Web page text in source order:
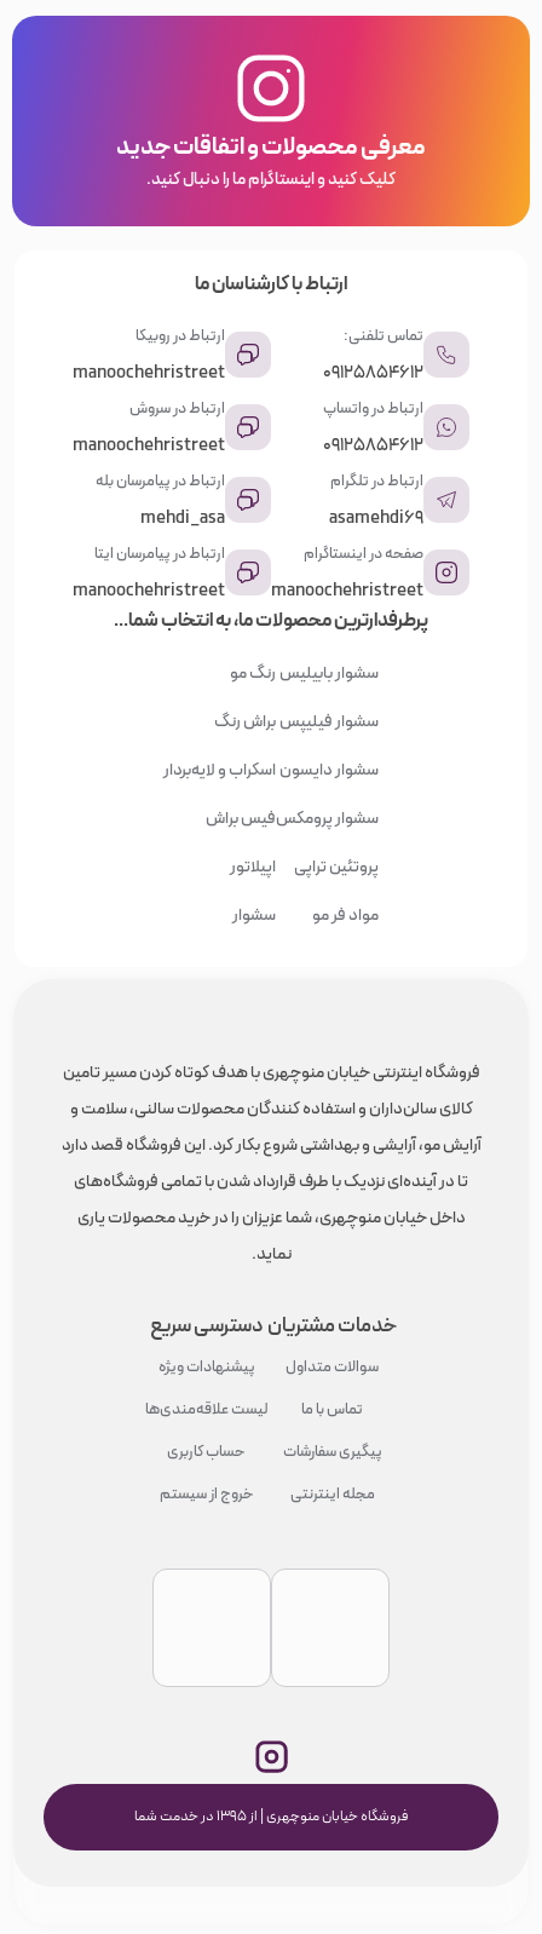
معرفی محصولات و اتفاقات جدید
کلیک کنید و اینستاگرام ما را دنبال کنید.
ارتباط با کارشناسان ما
تماس تلفنی:
09125854612
ارتباط در واتساپ
09125854612
ارتباط در تلگرام
asamehdi69
صفحه در اینستاگرام
manoochehristreet
ارتباط در روبیکا
manoochehristreet
ارتباط در سروش
manoochehristreet
ارتباط در پیامرسان بله
mehdi_asa
ارتباط در پیامرسان ایتا
manoochehristreet
پرطرفدارترین محصولات ما، به انتخاب شما...
سشوار بابیلیس
سشوار فیلیپس
سشوار دایسون
سشوار پرومکس
پروتئین تراپی
مواد فر مو
رنگ مو
براش رنگ
اسکراب و لایه‌بردار
فیس براش
اپیلاتور
سشوار
فروشگاه اینترنتی خیابان منوچهری با هدف کوتاه کردن مسیر تامین
کالای سالن‌داران و استفاده کنندگان محصولات سالنی، سلامت و
آرایش مو، آرایشی و بهداشتی شروع بکار کرد. این فروشگاه قصد دارد
تا در آینده‌ای نزدیک با طرف قرارداد شدن با تمامی فروشگاه‌های
داخل خیابان منوچهری، شما عزیزان را در خرید محصولات یاری
نماید.
خدمات مشتریان
سوالات متداول
تماس با ما
پیگیری سفارشات
مجله اینترنتی
دسترسی سریع
پیشنهادات ویژه
لیست علاقه‌مندی‌ها
حساب کاربری
خروج از سیستم
فروشگاه خیابان منوچهری | از ۱۳۹۵ در خدمت شما